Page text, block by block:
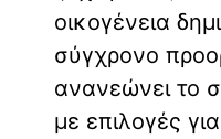
οικογένεια
σύγχρονο
ανανεώνει το
με επιλογές